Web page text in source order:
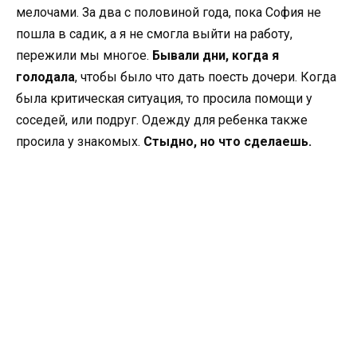
мелочами. За два с половиной года, пока София не
пошла в садик, а я не смогла выйти на работу,
пережили мы многое. Бывали дни, когда я
голодала, чтобы было что дать поесть дочери. Когда
была критическая ситуация, то просила помощи у
соседей, или подруг. Одежду для ребенка также
просила у знакомых. Стыдно, но что сделаешь.